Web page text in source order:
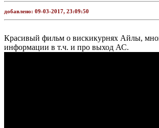
добавлено: 09-03-2017, 23:09:50
Красивый фильм о вискикурнях Айлы,
информации в т.ч. и про выход АС.